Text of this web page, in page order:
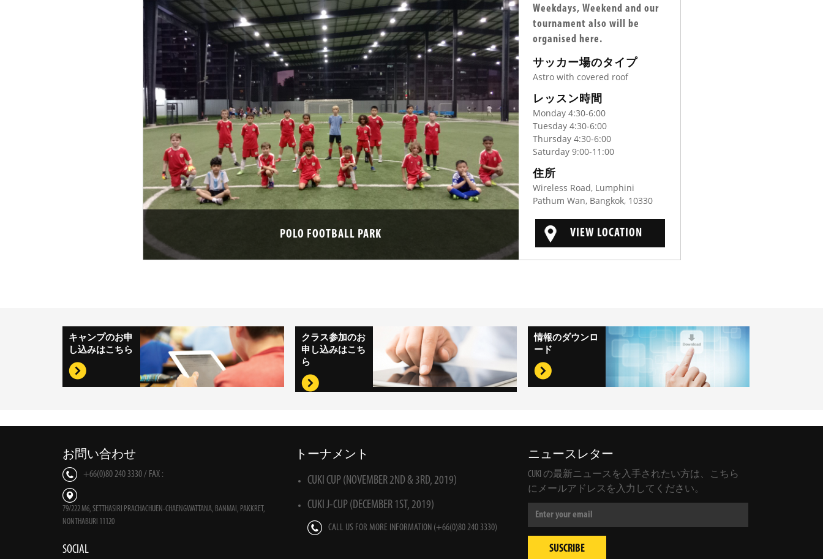
POLO FOOTBALL PARK
Weekdays, Weekend and our
tournament also will be
organised here.
サッカー場のタイプ
Astro with covered roof
レッスン時間
Monday 4:30-6:00
Tuesday 4:30-6:00
Thursday 4:30-6:00
Saturday 9:00-11:00
住所
Wireless Road, Lumphini
Pathum Wan, Bangkok, 10330
VIEW LOCATION
キャンプのお申
し込みはこちら
クラス参加のお
申し込みはこち
ら
情報のダウンロ
ード
お問い合わせ
+66(0)80 240 3330 / FAX :
79/222 M6, SETTHASIRI PRACHACHUEN-CHAENGWATTANA, BANMAI, PAKKRET,
NONTHABURI 11120
SOCIAL
トーナメント
CUKI CUP (NOVEMBER 2ND & 3RD, 2019)
CUKI J-CUP (DECEMBER 1ST, 2019)
CALL US FOR MORE INFORMATION (+66(0)80 240 3330)
ニュースレター
CUKI の最新ニュースを入手されたい方は、こちら
にメールアドレスを入力してください。
SUSCRIBE